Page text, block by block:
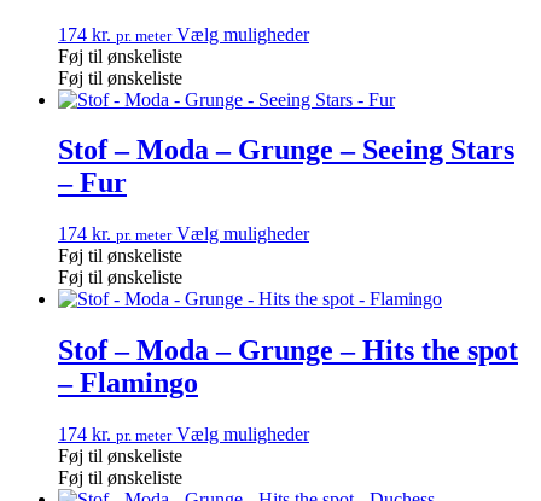
174 kr. pr. meter Vælg muligheder
Føj til ønskeliste
Føj til ønskeliste
Stof – Moda – Grunge – Seeing Stars
– Fur
174 kr. pr. meter Vælg muligheder
Føj til ønskeliste
Føj til ønskeliste
Stof – Moda – Grunge – Hits the spot
– Flamingo
174 kr. pr. meter Vælg muligheder
Føj til ønskeliste
Føj til ønskeliste